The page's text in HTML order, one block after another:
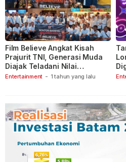
Entertainment - 1 tahun yang lalu
Film Believe Angkat Kisah
Prajurit TNI, Generasi Muda
Diajak Teladani Nilai
Keberanian